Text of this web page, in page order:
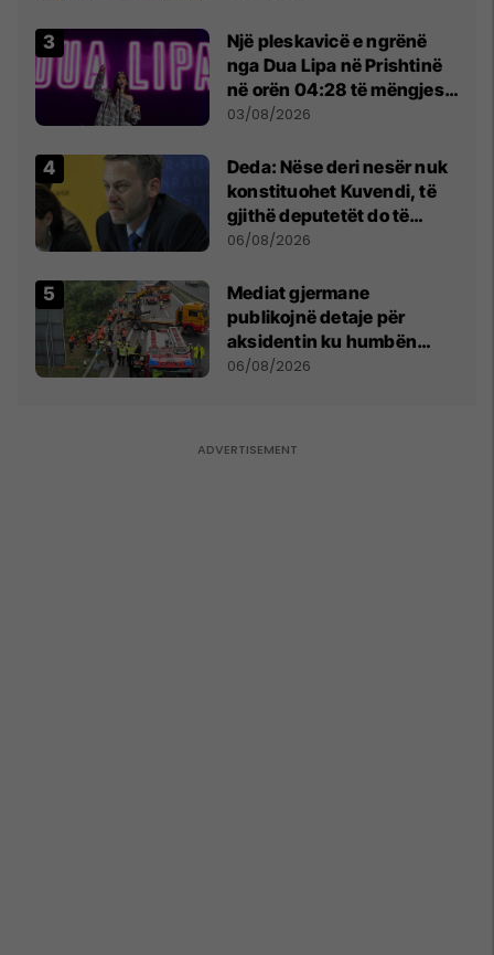
Një pleskavicë e ngrënë
nga Dua Lipa në Prishtinë
në orën 04:28 të mëngjesit
- dhe bota digjitale serbe
03/08/2026
Deda: Nëse deri nesër nuk
konstituohet Kuvendi, të
gjithë deputetët do të
bëjnë shkelje të rëndë
06/08/2026
Mediat gjermane
publikojnë detaje për
aksidentin ku humbën
jetën tre mërgimtarë nga
06/08/2026